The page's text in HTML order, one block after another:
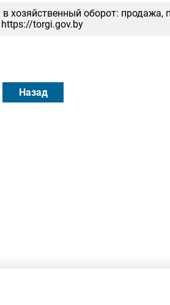
хозяйственный оборот: продажа,
torgi.gov.by
Назад